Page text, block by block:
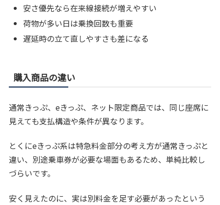
安さ優先なら在来線接続が増えやすい
荷物が多い日は乗換回数も重要
遅延時の立て直しやすさも差になる
購入商品の違い
通常きっぷ、eきっぷ、ネット限定商品では、同じ座席に
見えても支払構造や条件が異なります。
とくにeきっぷ系は特急料金部分の考え方が通常きっぷと
違い、別途乗車券が必要な場面もあるため、単純比較し
づらいです。
安く見えたのに、実は別料金を足す必要があったという